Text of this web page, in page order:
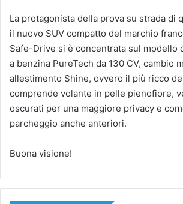
La protagonista della prova su strada di
il nuovo SUV compatto del marchio
Safe-Drive si è concentrata sul modello
a benzina PureTech da 130 CV, cambio
allestimento Shine, ovvero il più ricco
comprende volante in pelle pienofiore,
oscurati per una maggiore privacy e
parcheggio anche anteriori.
Buona visione!